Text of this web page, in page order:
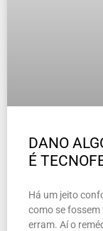
DANO
É
Há um jeito
como se
erram. Aí o